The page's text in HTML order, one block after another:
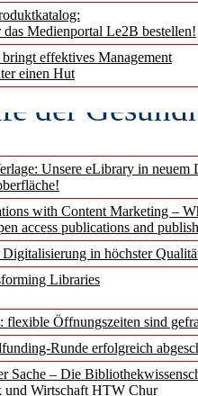
Medienportal Le2B bestellen!
effektives Management
einen Hut
Unsere eLibrary in neuem
with Content Marketing –
access publications and
in höchster
Libraries
flexible Öffnungszeiten sind
Runde erfolgreich
Sache – Die
und Wirtschaft HTW Chur
der